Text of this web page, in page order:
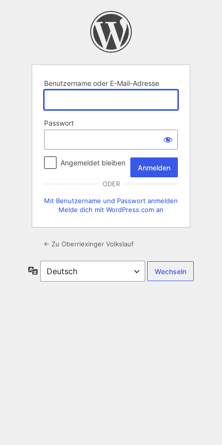
Benutzername oder E-Mail-Adresse
Passwort
Angemeldet bleiben
ODER
Mit Benutzername und Passwort anmelden
Melde dich mit WordPress.com an
← Zu Oberriexinger Volkslauf
Sprache